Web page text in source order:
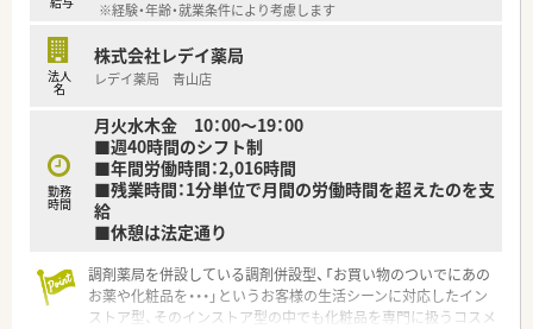
※経験・年齢・就業条件により考慮します
法人
名
株式会社レデイ薬局
レデイ薬局 青山店
勤務
時間
月火水木金 10：00～19：00
■週40時間のシフト制
■年間労働時間：2,016時間
■残業時間：1分単位で月間の労働時間を超えたのを支
給
■休憩は法定通り
調剤薬局を併設している調剤併設型、「お買い物のついでにあの
お薬や化粧品を・・・」というお客様の生活シーンに対応したイン
ストア型、そのインストア型の中でも化粧品を専門に扱うコスメ